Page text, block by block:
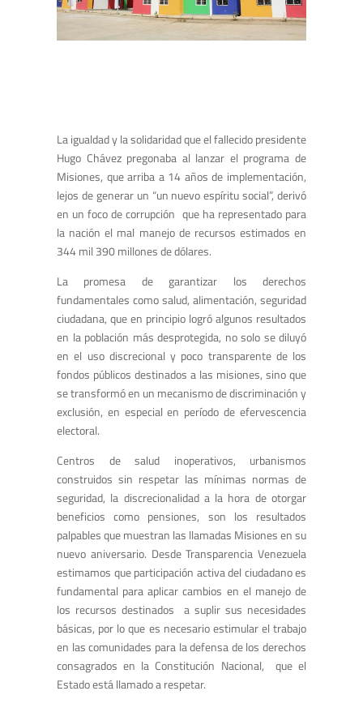
La igualdad y la solidaridad que el fallecido presidente
Hugo Chávez pregonaba al lanzar el programa de
Misiones, que arriba a 14 años de implementación,
lejos de generar un “un nuevo espíritu social”, derivó
en un foco de corrupción que ha representado para
la nación el mal manejo de recursos estimados en
344 mil 390 millones de dólares.
La promesa de garantizar los derechos
fundamentales como salud, alimentación, seguridad
ciudadana, que en principio logró algunos resultados
en la población más desprotegida, no solo se diluyó
en el uso discrecional y poco transparente de los
fondos públicos destinados a las misiones, sino que
se transformó en un mecanismo de discriminación y
exclusión, en especial en período de efervescencia
electoral.
Centros de salud inoperativos, urbanismos
construidos sin respetar las mínimas normas de
seguridad, la discrecionalidad a la hora de otorgar
beneficios como pensiones, son los resultados
palpables que muestran las llamadas Misiones en su
nuevo aniversario. Desde Transparencia Venezuela
estimamos que participación activa del ciudadano es
fundamental para aplicar cambios en el manejo de
los recursos destinados a suplir sus necesidades
básicas, por lo que es necesario estimular el trabajo
en las comunidades para la defensa de los derechos
consagrados en la Constitución Nacional, que el
Estado está llamado a respetar.